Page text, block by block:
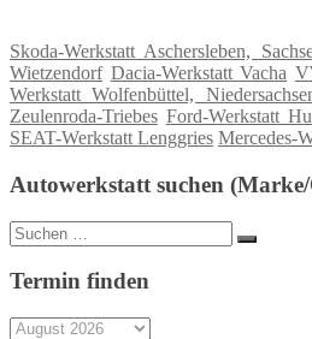
Skoda-Werkstatt Aschersleben,
Wietzendorf Dacia-Werkstatt Vacha
Werkstatt Wolfenbüttel,
Zeulenroda-Triebes Ford-Werkstatt
SEAT-Werkstatt Lenggries Mercedes-
Autowerkstatt suchen
Suche
nach:
Suchen
Termin finden